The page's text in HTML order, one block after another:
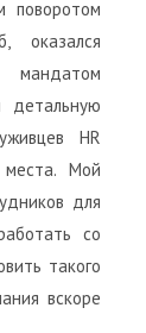
поворотом
оказался
мандатом
детальную
HR
Мой
для
со
такого
вскоре